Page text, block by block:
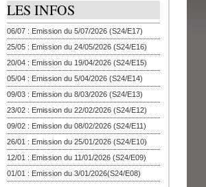
LES INFOS
06/07 : Emission du 5/07/2026 (S24/E17)
25/05 : Emission du 24/05/2026 (S24/E16)
20/04 : Emission du 19/04/2026 (S24/E15)
05/04 : Emission du 5/04/2026 (S24/E14)
09/03 : Emission du 8/03/2026 (S24/E13)
23/02 : Emission du 22/02/2026 (S24/E12)
09/02 : Emission du 08/02/2026 (S24/E11)
26/01 : Emission du 25/01/2026 (S24/E10)
12/01 : Emission du 11/01/2026 (S24/E09)
01/01 : Emission du 3/01/2026(S24/E08)